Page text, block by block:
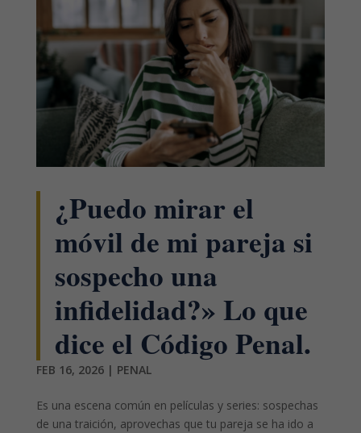
¿Puedo mirar el
móvil de mi pareja si
sospecho una
infidelidad?» Lo que
dice el Código Penal.
FEB 16, 2026| PENAL
Es una escena común en películas y series: sospechas
de una traición, aprovechas que tu pareja se ha ido a